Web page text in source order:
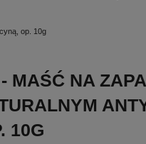
op. 10g
MAŚĆ NA
10G